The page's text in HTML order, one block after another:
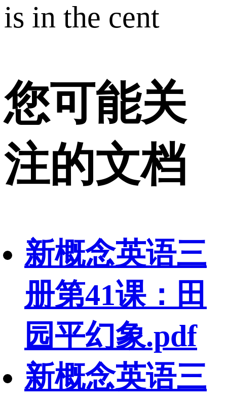
is in the cent
您可能关
注的文档
新概念英语三
册第41课：田
园平幻象.pdf
新概念英语三